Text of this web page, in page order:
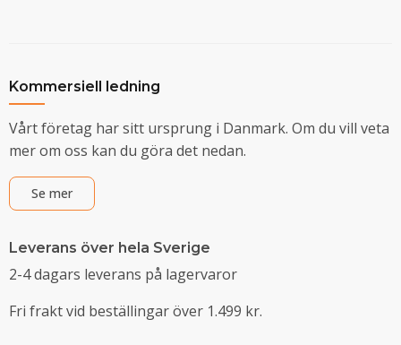
Kommersiell ledning
Vårt företag har sitt ursprung i Danmark. Om du vill veta
mer om oss kan du göra det nedan.
Se mer
Leverans över hela Sverige
2-4 dagars leverans på lagervaror
Fri frakt vid beställingar över 1.499 kr.